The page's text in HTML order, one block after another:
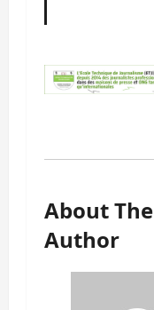
About The
Author